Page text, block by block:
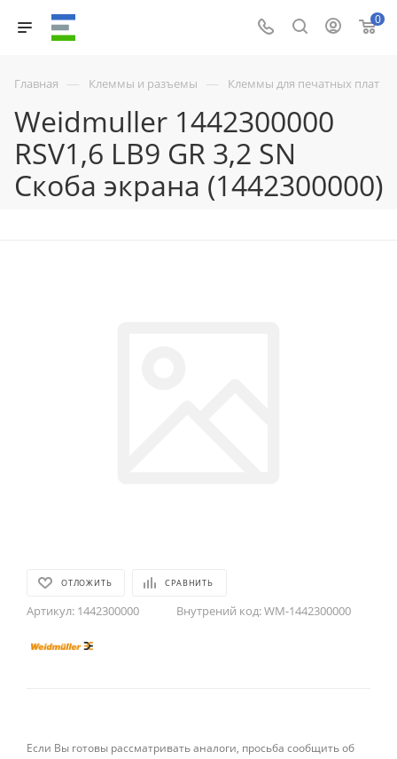
0
Главная — Клеммы и разъемы — Клеммы для печатных плат
Weidmuller 1442300000
RSV1,6 LB9 GR 3,2 SN
Скоба экрана (1442300000)
ОТЛОЖИТЬ СРАВНИТЬ
Артикул: 1442300000 Внутрений код:WM-1442300000
Если Вы готовы рассматривать аналоги, просьба сообщить об